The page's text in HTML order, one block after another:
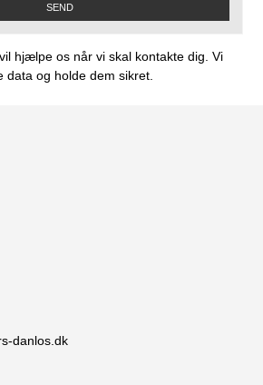
SEND
hjælpe os når vi skal kontakte dig. Vi
data og holde dem sikret.
danlos.dk